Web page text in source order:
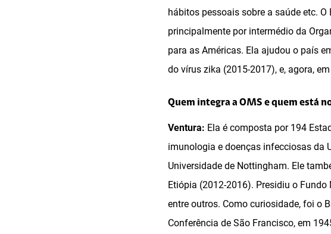
hábitos pessoais sobre a saúde etc.
principalmente por intermédio da
para as Américas. Ela ajudou o país
do vírus zika (2015-2017), e, agora,
Quem integra a OMS e quem está
Ventura: Ela é composta por 194
imunologia e doenças infecciosas da
Universidade de Nottingham. Ele
Etiópia (2012-2016). Presidiu o
entre outros. Como curiosidade, foi o
Conferência de São Francisco, em